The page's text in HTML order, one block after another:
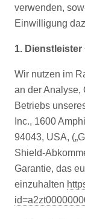
verwenden,
Einwilligung
1. Dienstleister
Wir nutzen im
an der Analyse,
Betriebs
Inc., 1600
94043, USA,
Shield-
Garantie, das
einzuhalten